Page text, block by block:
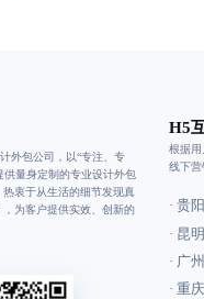
外包公司，以“专注、专
量身定制的专业设计外包
衷于从生活的细节发现真
为客户提供实效、创新的
H5
根据用
线下营
· 贵
· 昆
· 广
· 重